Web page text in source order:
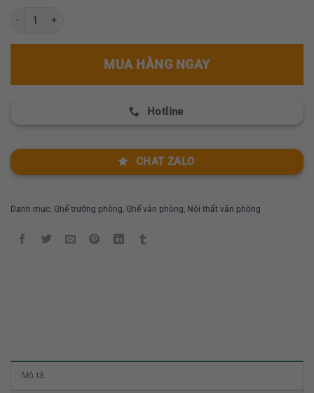
MUA HÀNG NGAY
Hotline
CHAT ZALO
Danh mục: Ghế trưởng phòng, Ghế văn phòng, Nội thất văn phòng
Mô tả